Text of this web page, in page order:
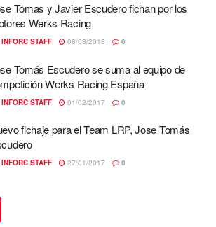
Tomas y Javier Escudero fichan por los
Werks Racing
INFORC STAFF 08/08/2018 0
Tomás Escudero se suma al equipo de
Werks Racing España
INFORC STAFF 01/02/2017 0
fichaje para el Team LRP, Jose Tomás
INFORC STAFF 27/01/2017 0